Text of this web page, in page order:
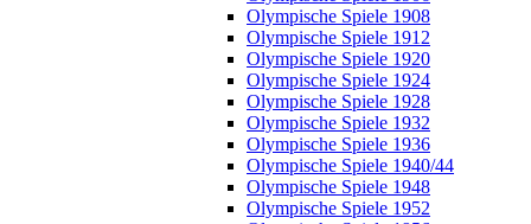
Olympische Spiele 1908
Olympische Spiele 1912
Olympische Spiele 1920
Olympische Spiele 1924
Olympische Spiele 1928
Olympische Spiele 1932
Olympische Spiele 1936
Olympische Spiele 1940/44
Olympische Spiele 1948
Olympische Spiele 1952